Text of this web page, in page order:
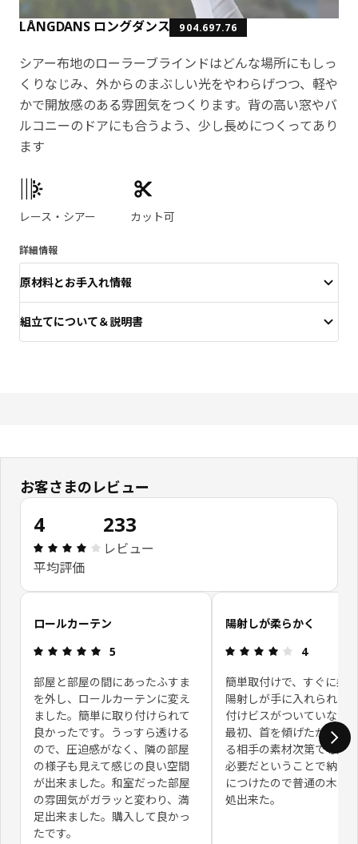
LÅNGDANS ロングダンス 904.697.76
シアー布地のローラーブラインドはどんな場所にもしっ
くりなじみ、外からのまぶしい光をやわらげつつ、軽や
かで開放感のある雰囲気をつくります。背の高い窓やバ
ルコニーのドアにも合うよう、少し長めにつくってあり
ます
製品の特徴
レース・シアー カット可
詳細情報
原材料とお手入れ情報
組立てについて＆説明書
お客さまのレビュー
4
レビュー: 4 5 星の数 総レビュー: 233
平均評価
233
レビュー
お客さまレビューをスキップ
ロールカーテン
レビュー: 5 5 星の数
5
部屋と部屋の間にあったふすま
を外し、ロールカーテンに変え
ました。簡単に取り付けられて
良かったです。うっすら透ける
ので、圧迫感がなく、隣の部屋
の様子も見えて感じの良い空間
が出来ました。和室だった部屋
の雰囲気がガラッと変わり、満
足出来ました。購入して良かっ
たです。
陽射しが柔らかく
レビュー:
4
簡単取付けで、すぐに柔
陽射しが手に入れられる
付けビスがついていない
最初、首を傾げたが、取
る相手の素材次第で専用
必要だということで納得
につけたので普通の木ね
処出来た。